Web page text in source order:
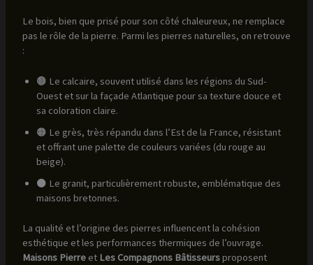
Le bois, bien que prisé pour son côté chaleureux, ne remplace
pas le rôle de la pierre. Parmi les pierres naturelles, on retrouve
:
🟤 Le calcaire, souvent utilisé dans les régions du Sud-
Ouest et sur la façade Atlantique pour sa texture douce et
sa coloration claire.
🟠 Le grès, très répandu dans l’Est de la France, résistant
et offrant une palette de couleurs variées (du rouge au
beige).
⚫ Le granit, particulièrement robuste, emblématique des
maisons bretonnes.
La qualité et l’origine des pierres influencent la cohésion
esthétique et les performances thermiques de l’ouvrage.
Maisons Pierreet Les Compagnons Bâtisseursproposent